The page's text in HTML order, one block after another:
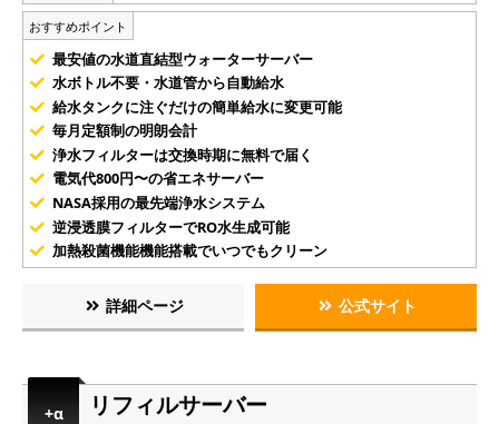
おすすめポイント
最安値の水道直結型ウォーターサーバー
水ボトル不要・水道管から自動給水
給水タンクに注ぐだけの簡単給水に変更可能
毎月定額制の明朗会計
浄水フィルターは交換時期に無料で届く
電気代800円〜の省エネサーバー
NASA採用の最先端浄水システム
逆浸透膜フィルターでRO水生成可能
加熱殺菌機能機能搭載でいつでもクリーン
詳細ページ 公式サイト
+α リフィルサーバー